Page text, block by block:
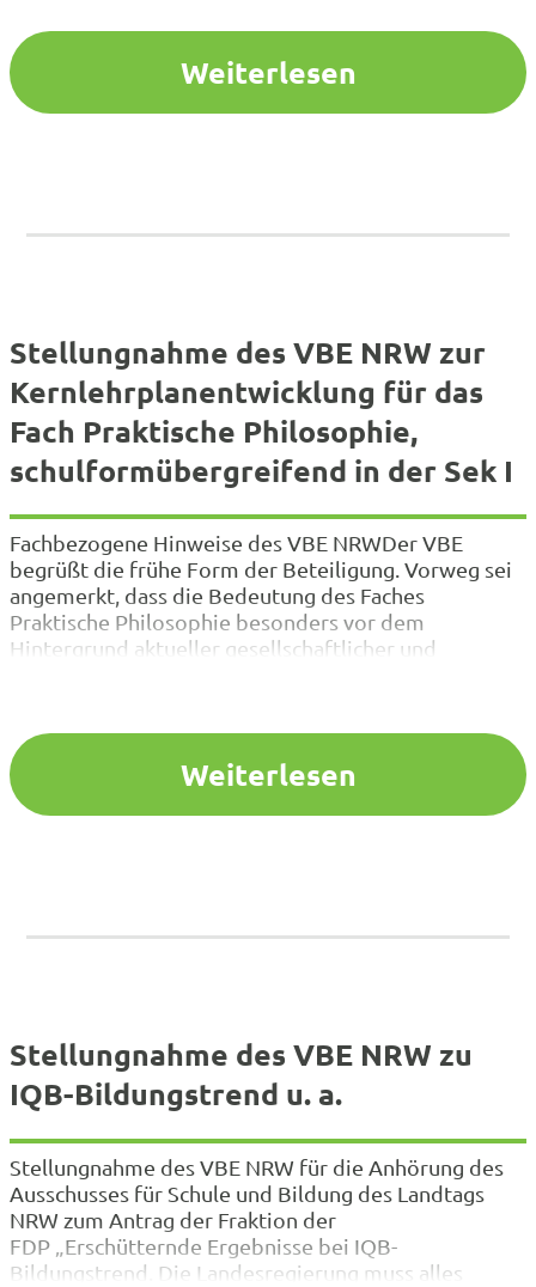
nachvollziehbar ist. Weiterhin fehlen nach wie vor
Hinweise und Beispiele für die neuen Lehrpläne,
welche häufig…
Weiterlesen
Stellungnahme des VBE NRW zur
Kernlehrplanentwicklung für das
Fach Praktische Philosophie,
schulformübergreifend in der Sek I
Fachbezogene Hinweise des VBE NRWDer VBE
begrüßt die frühe Form der Beteiligung. Vorweg sei
angemerkt, dass die Bedeutung des Faches
Praktische Philosophie besonders vor dem
Hintergrund aktueller gesellschaftlicher und
Kontroversen und einer Polyvalenz
zukunftsbedrohender Ereignisse werden Fragen
aufgeworfen, die unter den Perspektiven der
philosophischen Teildisziplinen betrachtet werden
Weiterlesen
Stellungnahme des VBE NRW zu
IQB-Bildungstrend u. a.
Stellungnahme des VBE NRW für die Anhörung des
Ausschusses für Schule und Bildung des Landtags
NRW zum Antrag der Fraktion der
FDP „Erschütternde Ergebnisse bei IQB-
Bildungstrend. Die Landesregierung muss alles